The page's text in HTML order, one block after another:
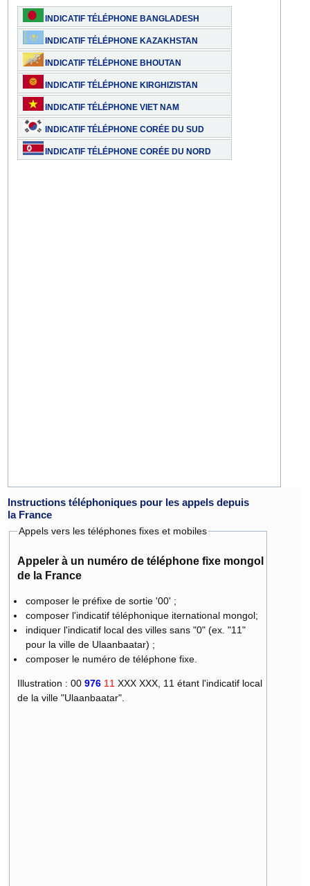
INDICATIF TÉLÉPHONE BANGLADESH
INDICATIF TÉLÉPHONE KAZAKHSTAN
INDICATIF TÉLÉPHONE BHOUTAN
INDICATIF TÉLÉPHONE KIRGHIZISTAN
INDICATIF TÉLÉPHONE VIET NAM
INDICATIF TÉLÉPHONE CORÉE DU SUD
INDICATIF TÉLÉPHONE CORÉE DU NORD
Instructions téléphoniques pour les appels depuis
la France
Appels vers les téléphones fixes et mobiles
Appeler à un numéro de téléphone fixe mongol
de la France
composer le préfixe de sortie '00' ;
composer l'indicatif téléphonique iternational mongol;
indiquer l'indicatif local des villes sans "0" (ex. "11"
pour la ville de Ulaanbaatar) ;
composer le numéro de téléphone fixe.
Illustration : 00 976 11 XXX XXX, 11 étant l'indicatif local
de la ville "Ulaanbaatar".